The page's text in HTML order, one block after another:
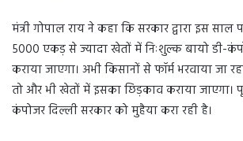
मंत्री गोपाल राय ने कहा कि सरकार द्वारा इस
5000 एकड़ से ज्यादा खेतों में निःशुल्क बायो डी-
कराया जाएगा। अभी किसानों से फॉर्म भरवाया जा
तो और भी खेतों में इसका छिड़काव कराया जाएगा।
कंपोजर दिल्ली सरकार को मुहैया करा रही है।